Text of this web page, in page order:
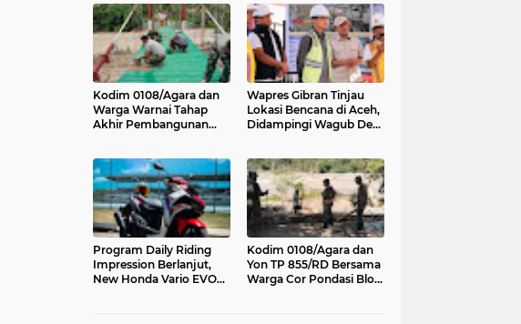
Kodim 0108/Agara dan
Warga Warnai Tahap
Akhir Pembangunan
Wapres Gibran Tinjau
Lokasi Bencana di Aceh,
Didampingi Wagub Dek
Program Daily Riding
Impression Berlanjut,
New Honda Vario EVO
Kodim 0108/Agara dan
Yon TP 855/RD Bersama
Warga Cor Pondasi Blok